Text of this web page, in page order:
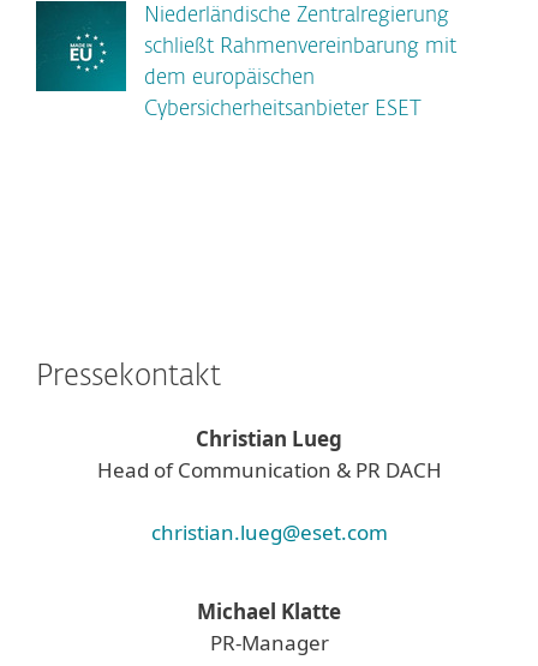
Niederländische Zentralregierung
schließt Rahmenvereinbarung mit
dem europäischen
Cybersicherheitsanbieter ESET
Pressekontakt
Christian Lueg
Head of Communication & PR DACH
christian.lueg@eset.com
Michael Klatte
PR-Manager